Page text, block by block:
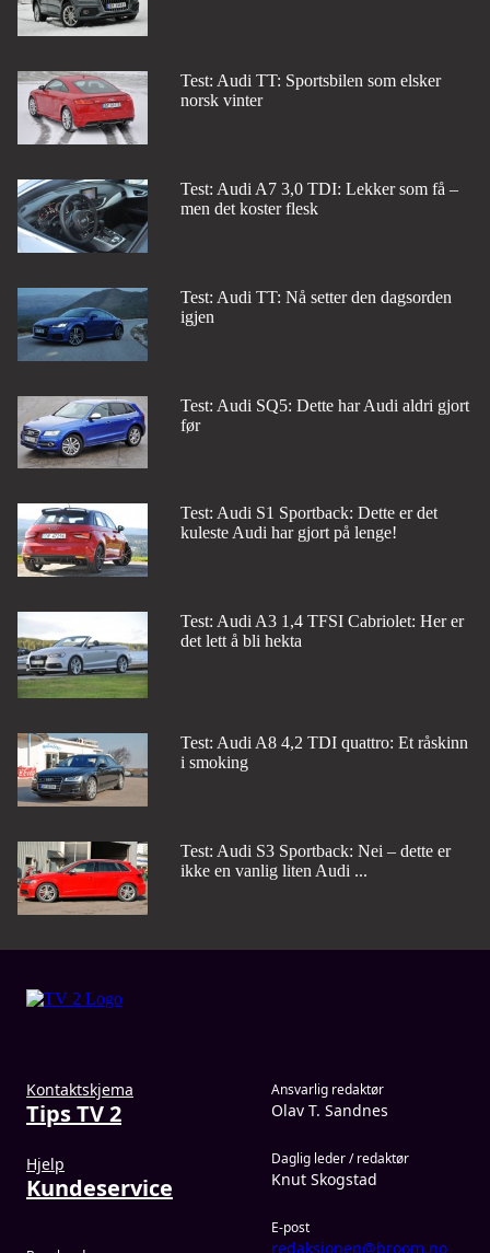
Test: Audi TT: Sportsbilen som elsker
norsk vinter
Test: Audi A7 3,0 TDI: Lekker som få –
men det koster flesk
Test: Audi TT: Nå setter den dagsorden
igjen
Test: Audi SQ5: Dette har Audi aldri gjort
før
Test: Audi S1 Sportback: Dette er det
kuleste Audi har gjort på lenge!
Test: Audi A3 1,4 TFSI Cabriolet: Her er
det lett å bli hekta
Test: Audi A8 4,2 TDI quattro: Et råskinn
i smoking
Test: Audi S3 Sportback: Nei – dette er
ikke en vanlig liten Audi ...
Kontaktskjema
Tips TV 2
Hjelp
Kundeservice
Ansvarlig redaktør
Olav T. Sandnes
Daglig leder / redaktør
Knut Skogstad
E-post
redaksjonen@broom.no